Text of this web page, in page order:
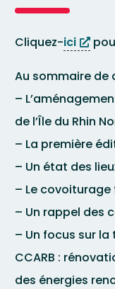
Cliquez-ici
Au sommaire de
–
de l’Île du Rhin
– La première
– Un état des
– Le covoiturage
– Un rappel des
– Un focus sur
CCARB :
des énergies